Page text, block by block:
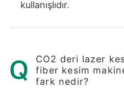
kullanışlıdır.
CO2 deri lazer
fiber kesim
fark nedir?